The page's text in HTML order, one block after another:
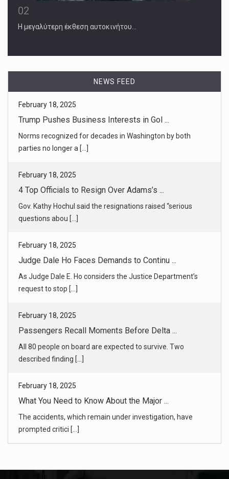
02
Η μεγαλύτερη έκθεση αυτοκινήτου…
NEWS FEED
February 18, 2025
4 Top Officials to Resign Over Adams’s ...
Gov. Kathy Hochul said the resignations raised “serious
questions abou [...]
February 18, 2025
Judge Dale Ho Faces Demands to Continu ...
As Judge Dale E. Ho considers the Justice Department’s
request to stop [...]
February 18, 2025
Passengers Recall Moments Before Delta ...
All 80 people on board are expected to survive. Two
described finding [...]
February 18, 2025
What You Need to Know About the Major ...
The accidents, which remain under investigation, have
prompted critici [...]
February 18, 2025
What We Know About the Delta Plane Cra ...
All 80 people aboard the Delta flight from Minneapolis
clambered out o [...]
U.S., Russia Talks in Saudi Arabia Set ...